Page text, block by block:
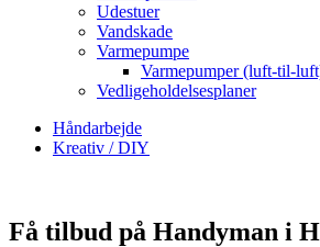
Udestuer
Vandskade
Varmepumpe
Varmepumper (luft-til-
Vedligeholdelsesplaner
Håndarbejde
Kreativ / DIY
Få tilbud på Handyman i